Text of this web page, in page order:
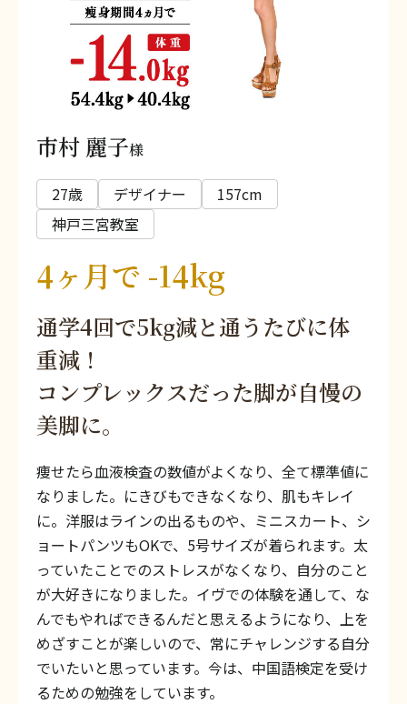
市村 麗子様
27歳 デザイナー
157cm
神戸三宮教室
4ヶ月で -14kg
通学4回で5kg減と通うたびに体
重減！
コンプレックスだった脚が自慢の
美脚に。
痩せたら血液検査の数値がよくなり、全て標準値に
なりました。にきびもできなくなり、肌もキレイ
に。洋服はラインの出るものや、ミニスカート、シ
ョートパンツもOKで、5号サイズが着られます。太
っていたことでのストレスがなくなり、自分のこと
が大好きになりました。イヴでの体験を通して、な
んでもやればできるんだと思えるようになり、上を
めざすことが楽しいので、常にチャレンジする自分
でいたいと思っています。今は、中国語検定を受け
るための勉強をしています。